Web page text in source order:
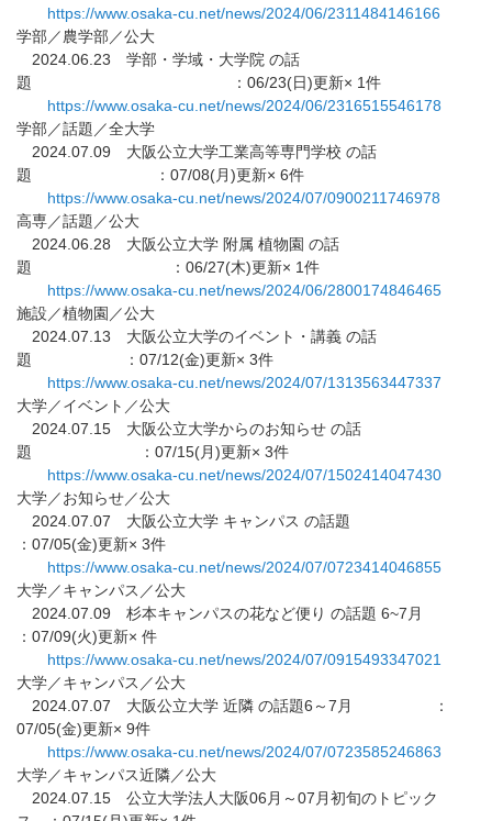
https://www.osaka-cu.net/news/2024/06/2311484146166
学部／農学部／公大
2024.06.23 学部・学域・大学院 の話
題 ：06/23(日)更新× 1件
https://www.osaka-cu.net/news/2024/06/2316515546178
学部／話題／全大学
2024.07.09 大阪公立大学工業高等専門学校 の話
題 ：07/08(月)更新× 6件
https://www.osaka-cu.net/news/2024/07/0900211746978
高専／話題／公大
2024.06.28 大阪公立大学 附属 植物園 の話
題 ：06/27(木)更新× 1件
https://www.osaka-cu.net/news/2024/06/2800174846465
施設／植物園／公大
2024.07.13 大阪公立大学のイベント・講義 の話
題 ：07/12(金)更新× 3件
https://www.osaka-cu.net/news/2024/07/1313563447337
大学／イベント／公大
2024.07.15 大阪公立大学からのお知らせ の話
題 ：07/15(月)更新× 3件
https://www.osaka-cu.net/news/2024/07/1502414047430
大学／お知らせ／公大
2024.07.07 大阪公立大学 キャンパス の話題
：07/05(金)更新× 3件
https://www.osaka-cu.net/news/2024/07/0723414046855
大学／キャンパス／公大
2024.07.09 杉本キャンパスの花など便り の話題 6~7月
：07/09(火)更新× 件
https://www.osaka-cu.net/news/2024/07/0915493347021
大学／キャンパス／公大
2024.07.07 大阪公立大学 近隣 の話題6～7月 ：
07/05(金)更新× 9件
https://www.osaka-cu.net/news/2024/07/0723585246863
大学／キャンパス近隣／公大
2024.07.15 公立大学法人大阪06月～07月初旬のトピック